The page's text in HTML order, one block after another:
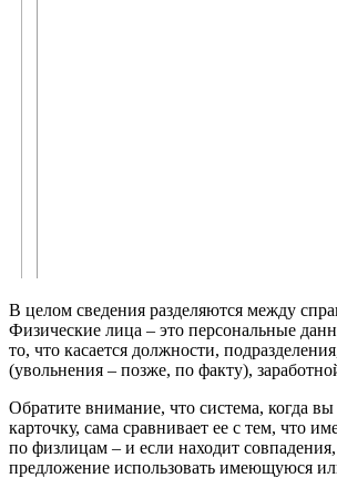
В целом сведения разделяются между
Физические лица – это персональные
то, что касается должности,
(увольнения – позже, по факту),
Обратите внимание, что система, когда вы
карточку, сама сравнивает ее с тем, что
по физлицам – и если находит
предложение использовать имеющуюся